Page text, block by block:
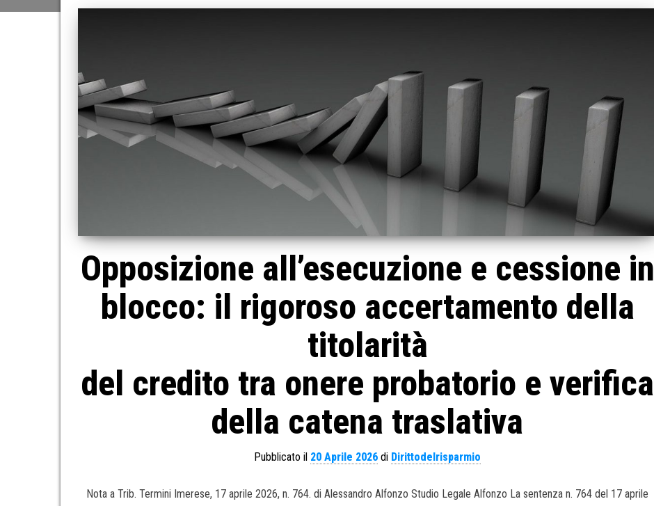
Opposizione all’esecuzione e cessione in
blocco: il rigoroso accertamento della
titolarità
del credito tra onere probatorio e verifica
della catena traslativa
Pubblicato il 20 Aprile 2026 di Dirittodelrisparmio
Nota a Trib. Termini Imerese, 17 aprile 2026, n. 764. di Alessandro Alfonzo Studio Legale Alfonzo La sentenza n. 764 del 17 aprile